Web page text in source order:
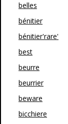
belles
bénitier
bénitier'rare'
best
beurre
beurrier
beware
bicchiere